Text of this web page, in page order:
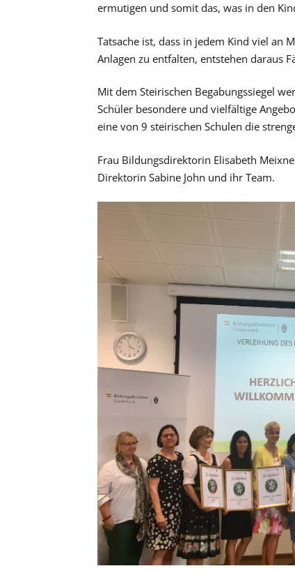
ermutigen und somit das, was in den
Tatsache ist, dass in jedem Kind viel an
Anlagen zu entfalten, entstehen daraus
Mit dem Steirischen Begabungssiegel
Schüler besondere und vielfältige
eine von 9 steirischen Schulen die
Frau Bildungsdirektorin Elisabeth
Direktorin Sabine John und ihr Team.